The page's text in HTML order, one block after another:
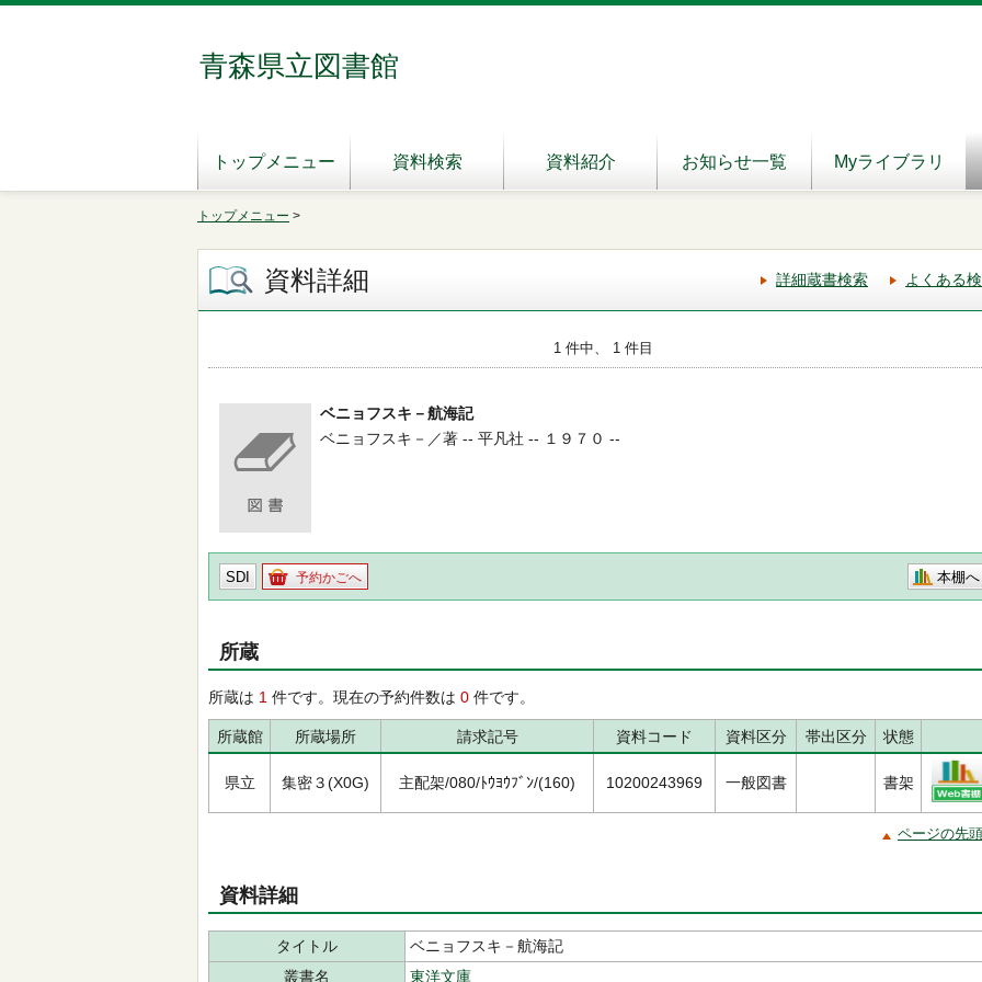
青森県立図書館
トップメニュー 資料検索 資料紹介 お知らせ一覧 Myライブラリ
トップメニュー >
資料詳細 詳細蔵書検索 よくある
1 件中、 1 件目
ベニョフスキ－航海記
ベニョフスキ－／著 -- 平凡社 -- １９７０ --
SDI 予約かごへ 本棚へ
所蔵
所蔵は 1 件です。現在の予約件数は 0 件です。
所蔵館 所蔵場所 請求記号 資料コード 資料区分 帯出区分 状態
県立 集密３(X0G) 主配架/080/ﾄｳﾖｳﾌﾞﾝ/(160) 10200243969 一般図書 書架
ページの先
資料詳細
タイトル
ベニョフスキ－航海記
叢書名
東洋文庫